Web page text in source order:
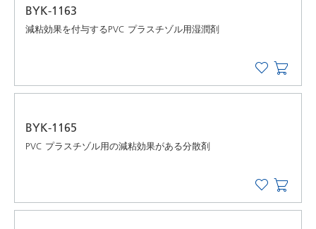
BYK-1163
減粘効果を付与するPVC プラスチゾル用湿潤剤
BYK-1165
PVC プラスチゾル用の減粘効果がある分散剤